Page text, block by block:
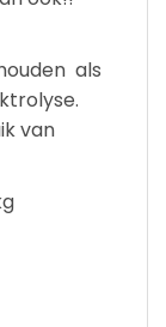
als
van